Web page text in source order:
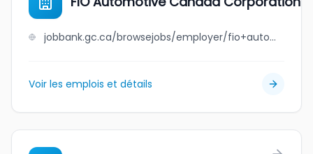
jobbank.gc.ca/browsejobs/employer/fio+automotive+canada+corporation/ca
Voir les emplois et détails